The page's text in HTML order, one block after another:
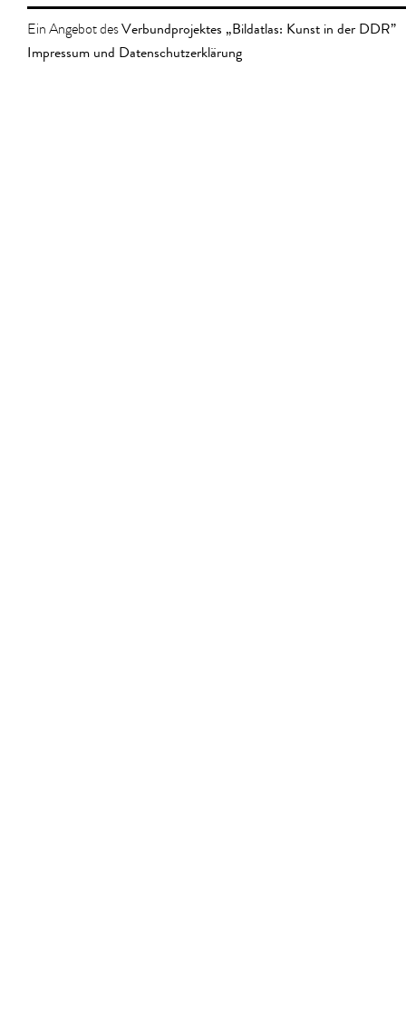
Ein Angebot desVerbundprojektes „Bildatlas: Kunst in der DDR”
Impressum und Datenschutzerklärung